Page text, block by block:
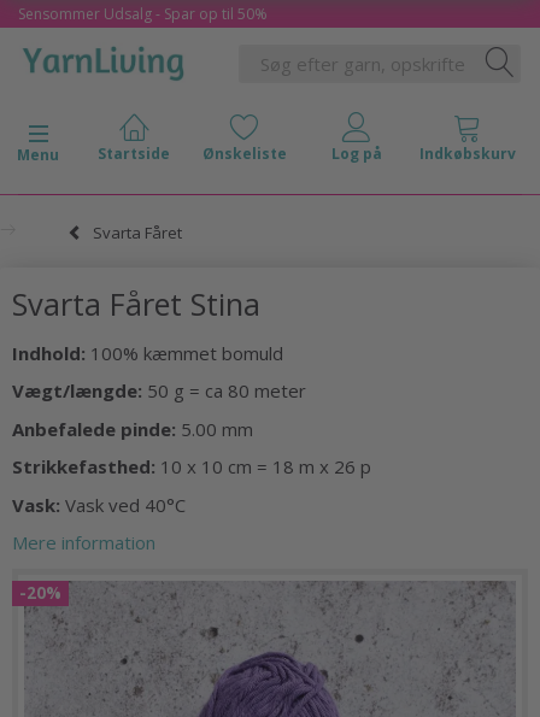
Sensommer Udsalg - Spar op til 50%
Skifte navigation
Menu
Svarta Fåret
Svarta Fåret Stina
Indhold: 100% kæmmet bomuld
Vægt/længde: 50 g = ca 80 meter
Anbefalede pinde: 5.00 mm
Strikkefasthed: 10 x 10 cm = 18 m x 26 p
Vask: Vask ved 40°C
Mere information
-20%